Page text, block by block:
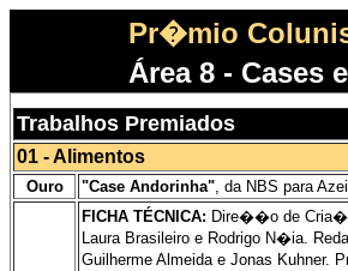
Pr�mio
Área 8 - Cases
Trabalhos Premiados
01 - Alimentos
Ouro "Case Andorinha", da NBS para
FICHA TÉCNICA: Dire��o de
Laura Brasileiro e Rodrigo N�ia.
Guilherme Almeida e Jonas Kuhner.